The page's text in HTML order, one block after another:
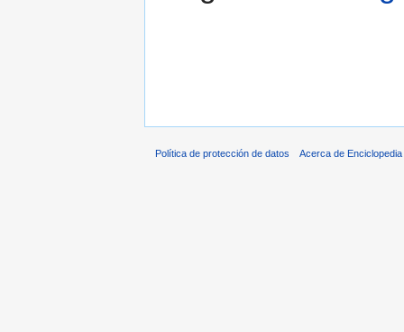
Política de protección de datos Acerca de